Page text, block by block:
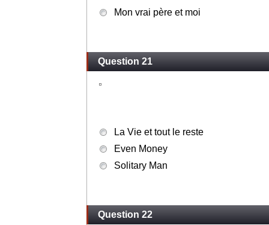
Mon vrai père et moi
Question 21
La Vie et tout le reste
Even Money
Solitary Man
Question 22